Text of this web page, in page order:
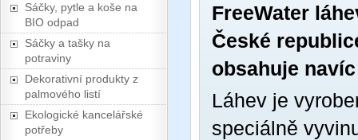
Sáčky, pytle a koše na
BIO odpad
Sáčky a tašky na
potraviny
Dekorativní produkty z
palmového listí
Ekologické kancelářské
potřeby
FreeWater
České
obsahuje
Láhev je
speciálně